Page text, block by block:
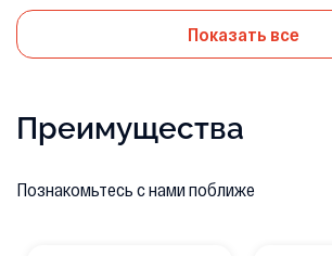
Показать все
Преимущества
Познакомьтесь с нами поближе